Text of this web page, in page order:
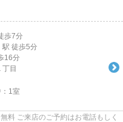
歩7分
駅 徒歩5分
16分
丁目
1室
料 ご来店のご予約はお電話もしく